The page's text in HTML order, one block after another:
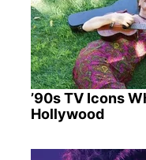
’90s TV Icons
Hollywood